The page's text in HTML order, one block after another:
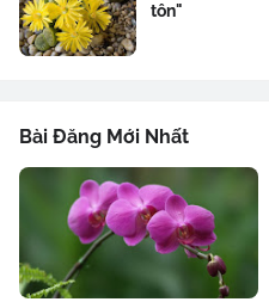
tôn"
Bài Đăng Mới Nhất